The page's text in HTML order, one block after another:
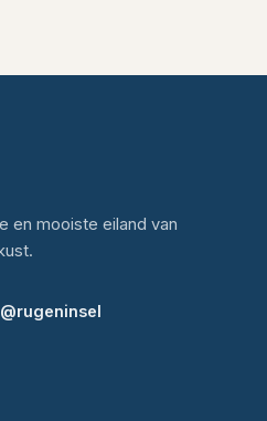
en mooiste eiland van
@rugeninsel